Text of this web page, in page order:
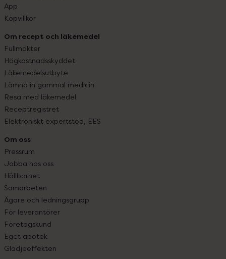
App
Köpvillkor
Om recept och läkemedel
Fullmakter
Högkostnadsskyddet
Läkemedelsutbyte
Lämna in gammal medicin
Resa med läkemedel
Receptregistret
Elektroniskt expertstöd, EES
Om oss
Pressrum
Jobba hos oss
Hållbarhet
Samarbeten
Ägare och ledningsgrupp
För leverantörer
Företagskund
Eget apotek
Glädjeeffekten